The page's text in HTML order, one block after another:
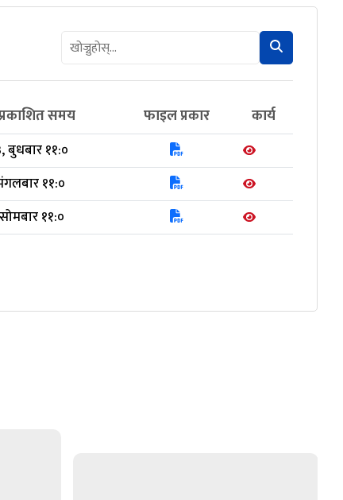
समय फाइल प्रकार कार्य
११:०
११:०
११:०